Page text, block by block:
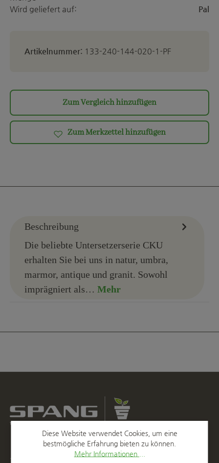
Wird geliefert auf:
Pal
Artikelnummer: 133-240-144-020-1-PF
Zum Vergleich hinzufügen
Zum Merkzettel hinzufügen
Beschreibung
Die beliebte Untersetzerserie CKU
erhalten Sie bei uns in natur, umbra,
marmor, antique und granit. Sowohl
imprägniert als… Mehr
Diese Website verwendet Cookies, um eine
bestmögliche Erfahrung bieten zu können.
Mehr Informationen ...